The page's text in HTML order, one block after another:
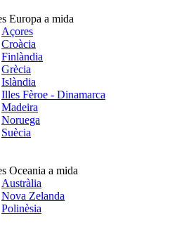
Europa a mida
Açores
Croàcia
Finlàndia
Grècia
Islàndia
Illes Fèroe - Dinamarca
Madeira
Noruega
Suècia
Oceania a mida
Austràlia
Nova Zelanda
Polinèsia